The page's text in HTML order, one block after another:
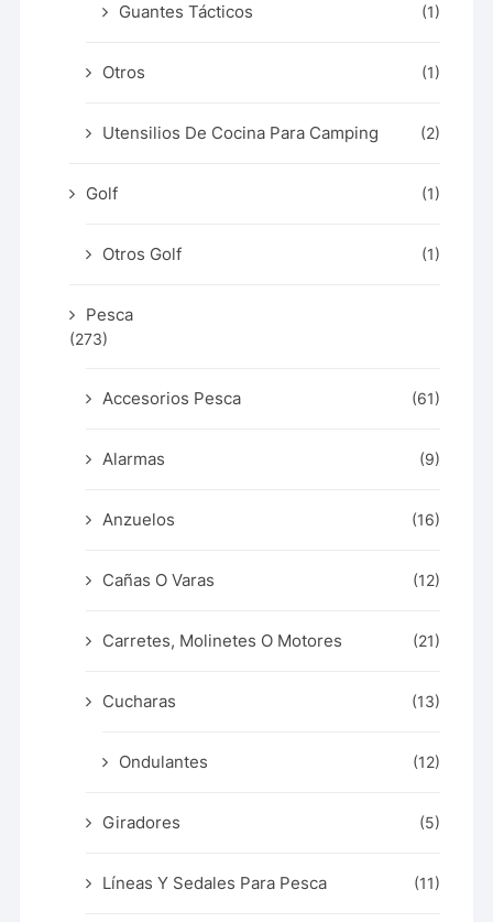
Guantes Tácticos (1)
Otros (1)
Utensilios De Cocina Para Camping (2)
Golf (1)
Otros Golf (1)
Pesca
(273)
Accesorios Pesca (61)
Alarmas (9)
Anzuelos (16)
Cañas O Varas (12)
Carretes, Molinetes O Motores (21)
Cucharas (13)
Ondulantes (12)
Giradores (5)
Líneas Y Sedales Para Pesca (11)